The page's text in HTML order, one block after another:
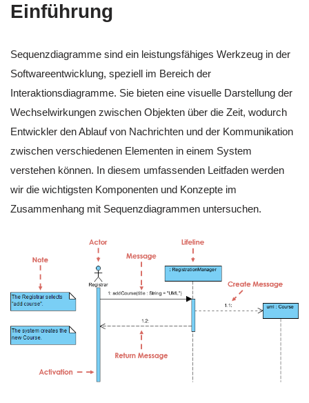
Einführung
Sequenzdiagramme sind ein leistungsfähiges Werkzeug in der
Softwareentwicklung, speziell im Bereich der
Interaktionsdiagramme. Sie bieten eine visuelle Darstellung der
Wechselwirkungen zwischen Objekten über die Zeit, wodurch
Entwickler den Ablauf von Nachrichten und der Kommunikation
zwischen verschiedenen Elementen in einem System
verstehen können. In diesem umfassenden Leitfaden werden
wir die wichtigsten Komponenten und Konzepte im
Zusammenhang mit Sequenzdiagrammen untersuchen.